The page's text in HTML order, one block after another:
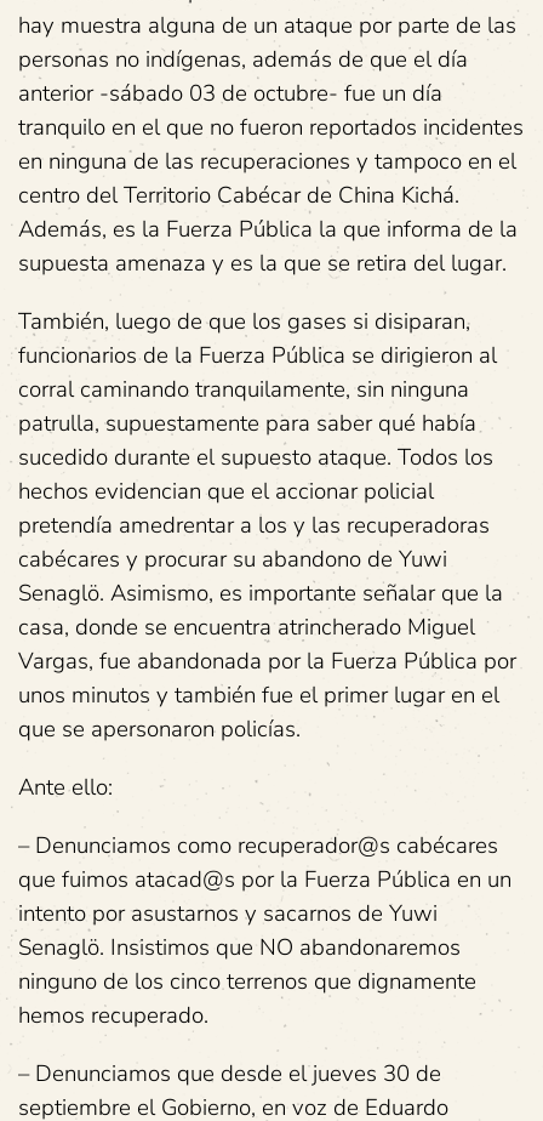
hay muestra alguna de un ataque por parte de las
personas no indígenas, además de que el día
anterior -sábado 03 de octubre- fue un día
tranquilo en el que no fueron reportados incidentes
en ninguna de las recuperaciones y tampoco en el
centro del Territorio Cabécar de China Kichá.
Además, es la Fuerza Pública la que informa de la
supuesta amenaza y es la que se retira del lugar.
También, luego de que los gases si disiparan,
funcionarios de la Fuerza Pública se dirigieron al
corral caminando tranquilamente, sin ninguna
patrulla, supuestamente para saber qué había
sucedido durante el supuesto ataque. Todos los
hechos evidencian que el accionar policial
pretendía amedrentar a los y las recuperadoras
cabécares y procurar su abandono de Yuwi
Senaglö. Asimismo, es importante señalar que la
casa, donde se encuentra atrincherado Miguel
Vargas, fue abandonada por la Fuerza Pública por
unos minutos y también fue el primer lugar en el
que se apersonaron policías.
Ante ello:
– Denunciamos como recuperador@s cabécares
que fuimos atacad@s por la Fuerza Pública en un
intento por asustarnos y sacarnos de Yuwi
Senaglö. Insistimos que NO abandonaremos
ninguno de los cinco terrenos que dignamente
hemos recuperado.
– Denunciamos que desde el jueves 30 de
septiembre el Gobierno, en voz de Eduardo